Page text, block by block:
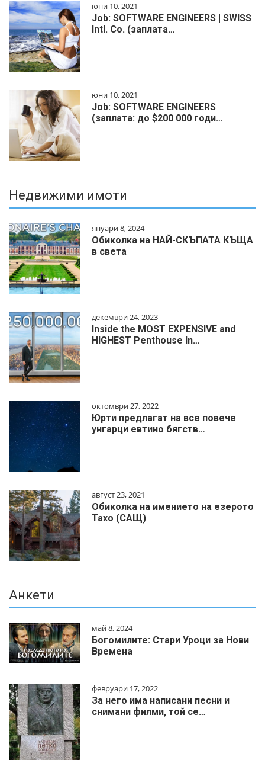
юни 10, 2021
Job: SOFTWARE ENGINEERS | SWISS
Intl. Co. (заплата…
юни 10, 2021
Job: SOFTWARE ENGINEERS
(заплата: до $200 000 годи…
Недвижими имоти
януари 8, 2024
Обиколка на НАЙ-СКЪПАТА КЪЩА
в света
декември 24, 2023
Inside the MOST EXPENSIVE and
HIGHEST Penthouse In…
октомври 27, 2022
Юрти предлагат на все повече
унгарци евтино бягств…
август 23, 2021
Обиколка на имението на езерото
Тахо (САЩ)
Анкети
май 8, 2024
Богомилите: Стари Уроци за Нови
Времена
февруари 17, 2022
За него има написани песни и
снимани филми, той се…